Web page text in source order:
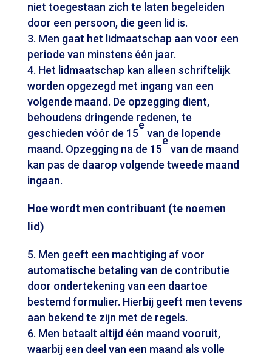
niet toegestaan zich te laten begeleiden
door een persoon, die geen lid is.
Men gaat het lidmaatschap aan voor een
periode van minstens één jaar.
Het lidmaatschap kan alleen schriftelijk
worden opgezegd met ingang van een
volgende maand. De opzegging dient,
behoudens dringende redenen, te
geschieden vóór de 15
e
van de lopende
maand. Opzegging na de 15
e
van de maand
kan pas de daarop volgende tweede maand
ingaan.
Hoe wordt men contribuant (te noemen
lid)
Men geeft een machtiging af voor
automatische betaling van de contributie
door ondertekening van een daartoe
bestemd formulier. Hierbij geeft men tevens
aan bekend te zijn met de regels.
Men betaalt altijd één maand vooruit,
waarbij een deel van een maand als volle